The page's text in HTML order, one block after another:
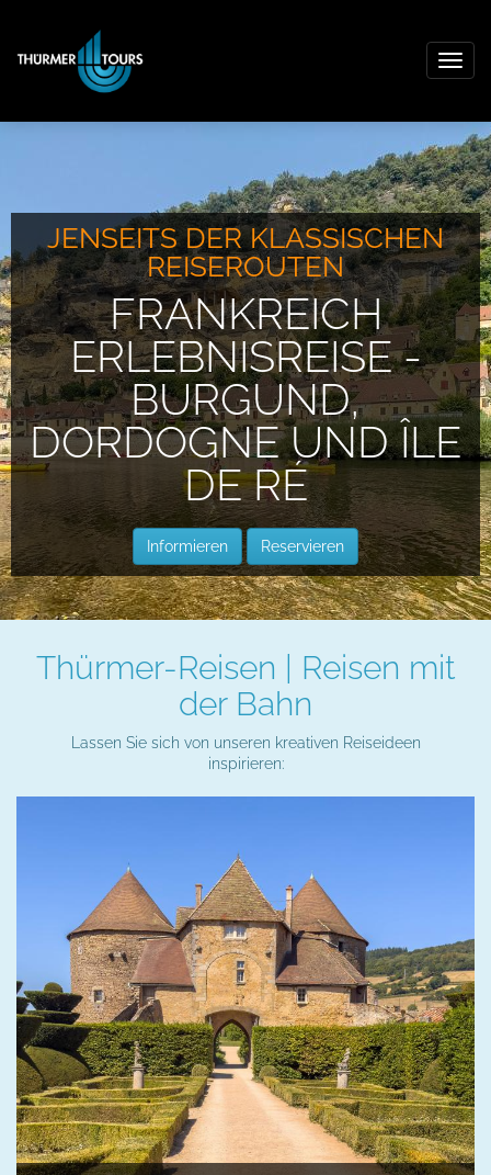
JENSEITS DER KLASSISCHEN
REISEROUTEN
FRANKREICH
ERLEBNISREISE -
BURGUND,
DORDOGNE UND ÎLE
DE RÉ
Informieren Reservieren
Thürmer-Reisen | Reisen mit
der Bahn
Lassen Sie sich von unseren kreativen Reiseideen
inspirieren: